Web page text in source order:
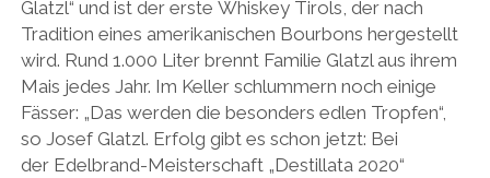
Glatzl“ und ist der erste Whiskey Tirols, der nach
Tradition eines amerikanischen Bourbons hergestellt
wird. Rund 1.000 Liter brennt Familie Glatzl aus ihrem
Mais jedes Jahr. Im Keller schlummern noch einige
Fässer: „Das werden die besonders edlen Tropfen“,
so Josef Glatzl. Erfolg gibt es schon jetzt: Bei
der Edelbrand-Meisterschaft „Destillata 2020“